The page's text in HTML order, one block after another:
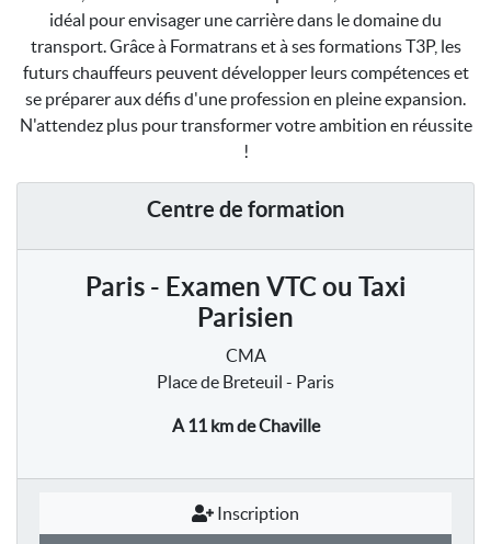
idéal pour envisager une carrière dans le domaine du
transport. Grâce à Formatrans et à ses formations T3P, les
futurs chauffeurs peuvent développer leurs compétences et
se préparer aux défis d'une profession en pleine expansion.
N'attendez plus pour transformer votre ambition en réussite
!
Centre de formation
Paris - Examen VTC ou Taxi
Parisien
CMA
Place de Breteuil - Paris
A 11 kmde Chaville
Inscription